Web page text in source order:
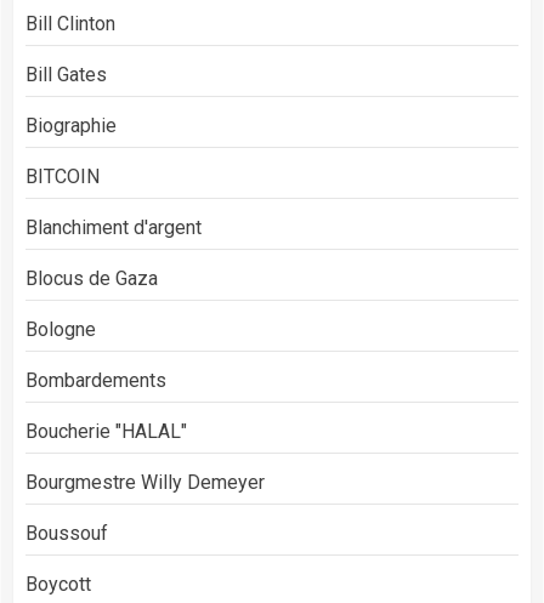
Bill Clinton
Bill Gates
Biographie
BITCOIN
Blanchiment d'argent
Blocus de Gaza
Bologne
Bombardements
Boucherie "HALAL"
Bourgmestre Willy Demeyer
Boussouf
Boycott